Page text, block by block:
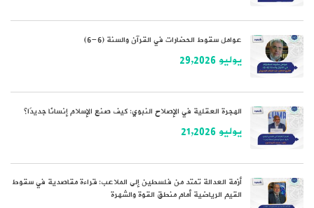
عوامل سقوط الحضارات في القرآن والسنة (6-6)
يوليو 29,2026
الهجرة العقلية في الإصلاح النبوي: كيف صنع الإسلام إنسانًا جديدًا؟
يوليو 21,2026
أزمة العدالة تمتد من فلسطين إلى الملاعب: قراءة مقاصدية في سقوط
القيم الرياضية أمام منطق القوة والشهرة